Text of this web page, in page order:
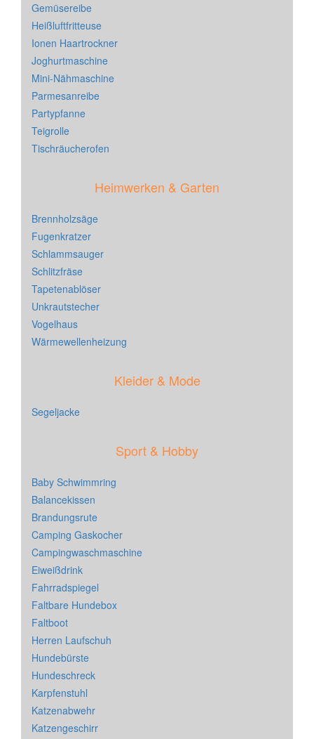
Gemüsereibe
Heißluftfritteuse
Ionen Haartrockner
Joghurtmaschine
Mini-Nähmaschine
Parmesanreibe
Partypfanne
Teigrolle
Tischräucherofen
Heimwerken & Garten
Brennholzsäge
Fugenkratzer
Schlammsauger
Schlitzfräse
Tapetenablöser
Unkrautstecher
Vogelhaus
Wärmewellenheizung
Kleider & Mode
Segeljacke
Sport & Hobby
Baby Schwimmring
Balancekissen
Brandungsrute
Camping Gaskocher
Campingwaschmaschine
Eiweißdrink
Fahrradspiegel
Faltbare Hundebox
Faltboot
Herren Laufschuh
Hundebürste
Hundeschreck
Karpfenstuhl
Katzenabwehr
Katzengeschirr